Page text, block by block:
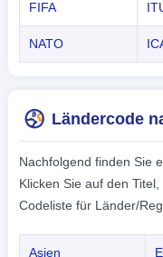
FIFA
NATO
Ländercode
Nachfolgend finden Sie
Klicken Sie auf den
Codeliste für Länder/
Asien